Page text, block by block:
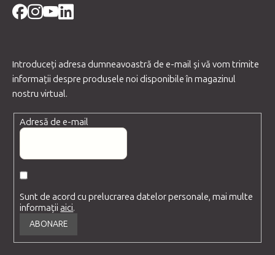
Introduceţi adresa dumneavoastră de e-mail şi vă vom trimite
informaţii despre produsele noi disponibile în magazinul
nostru virtual.
Adresă de e-mail
Sunt de acord cu prelucrarea datelor personale, mai multe
informațiiaici.
ABONARE